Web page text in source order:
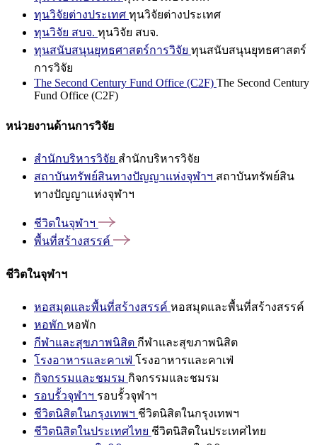
ทุนวิจัยต่างประเทศ ทุนวิจัยต่างประเทศ
ทุนวิจัย สบจ. ทุนวิจัย สบจ.
ทุนสนับสนุนยุทธศาสตร์การวิจัย ทุนสนับสนุนยุทธศาสตร์
การวิจัย
The Second Century Fund Office (C2F) The Second Century
Fund Office (C2F)
หน่วยงานด้านการวิจัย
สำนักบริหารวิจัย สำนักบริหารวิจัย
สถาบันทรัพย์สินทางปัญญาแห่งจุฬาฯ สถาบันทรัพย์สิน
ทางปัญญาแห่งจุฬาฯ
ชีวิตในจุฬาฯ
พื้นที่สร้างสรรค์
ชีวิตในจุฬาฯ
หอสมุดและพื้นที่สร้างสรรค์ หอสมุดและพื้นที่สร้างสรรค์
หอพัก หอพัก
กีฬาและสุขภาพนิสิต กีฬาและสุขภาพนิสิต
โรงอาหารและคาเฟ่ โรงอาหารและคาเฟ่
กิจกรรมและชมรม กิจกรรมและชมรม
รอบรั้วจุฬาฯ รอบรั้วจุฬาฯ
ชีวิตนิสิตในกรุงเทพฯ ชีวิตนิสิตในกรุงเทพฯ
ชีวิตนิสิตในประเทศไทย ชีวิตนิสิตในประเทศไทย